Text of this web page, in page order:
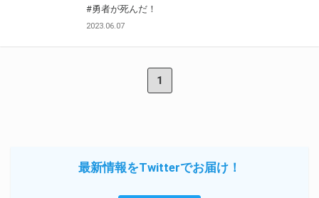
#勇者が死んだ！
2023.06.07
1
最新情報をTwitterでお届け！